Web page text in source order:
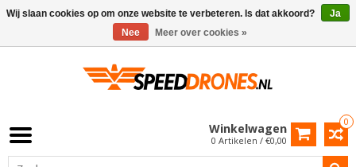
0
Winkelwagen
0 Artikelen / €0,00
Wij slaan cookies op om onze website te verbeteren. Is dat akkoord?
Ja
Nee
Meer over cookies »